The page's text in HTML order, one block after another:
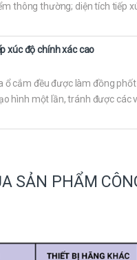
thông thường; diện tích tiếp
xúc độ chính xác cao
ổ cắm đều được làm đồng
hình một lần, tránh được các
SẢN PHẨM